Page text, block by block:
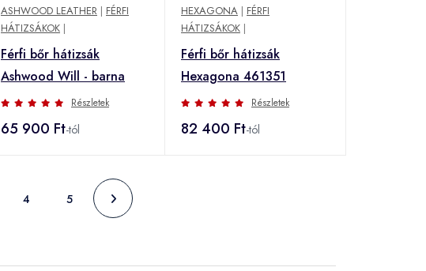
ASHWOOD LEATHER | FÉRFI
HÁTIZSÁKOK |
Férfi bőr hátizsák
Ashwood Will - barna
Részletek
65 900 Ft-tól
HEXAGONA | FÉRFI
HÁTIZSÁKOK |
Férfi bőr hátizsák
Hexagona 461351
Részletek
82 400 Ft-tól
4 5